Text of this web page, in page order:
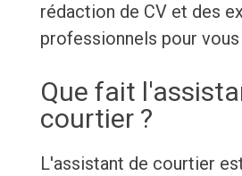
rédaction de CV et des
professionnels pour
Que fait
courtier ?
L'assistant de courtier